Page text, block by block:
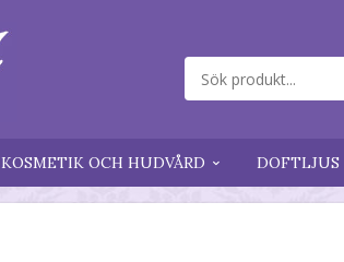
KOSMETIK OCH HUDVÅRD DOFTLJUS